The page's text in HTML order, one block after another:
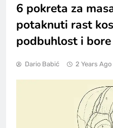
6 pokreta za
potaknuti rast
podbuhlost i bore
Dario Babić 2 Years Ago